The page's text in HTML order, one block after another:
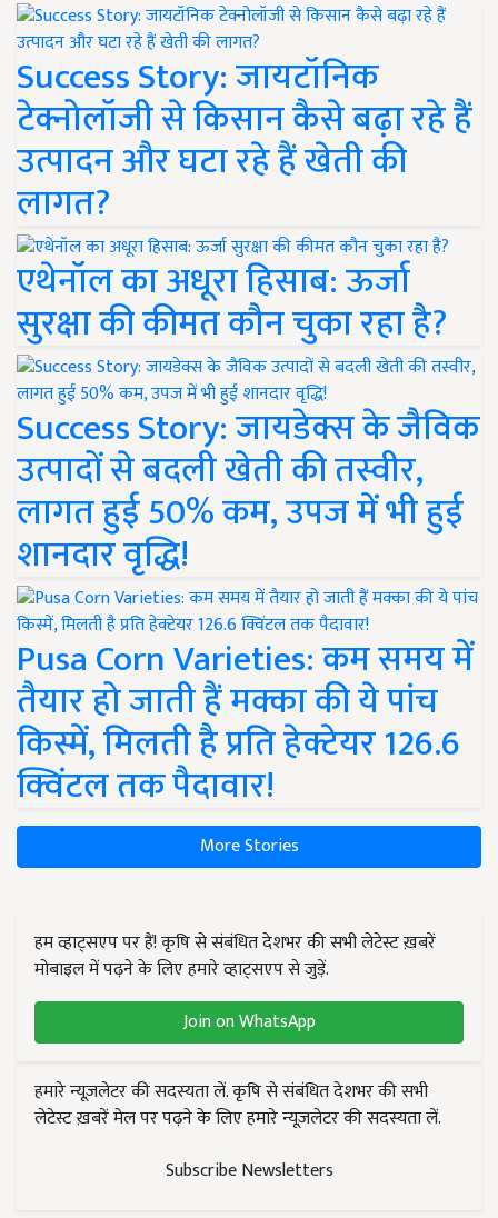
Success Story: जायटॉनिक
टेक्नोलॉजी से किसान कैसे बढ़ा रहे हैं
उत्पादन और घटा रहे हैं खेती की
लागत?
एथेनॉल का अधूरा हिसाब: ऊर्जा
सुरक्षा की कीमत कौन चुका रहा है?
Success Story: जायडेक्स के जैविक
उत्पादों से बदली खेती की तस्वीर,
लागत हुई 50% कम, उपज में भी हुई
शानदार वृद्धि!
Pusa Corn Varieties: कम समय में
तैयार हो जाती हैं मक्का की ये पांच
किस्में, मिलती है प्रति हेक्टेयर 126.6
क्विंटल तक पैदावार!
More Stories
हम व्हाट्सएप पर हैं! कृषि से संबंधित देशभर की सभी लेटेस्ट ख़बरें
मोबाइल में पढ़ने के लिए हमारे व्हाट्सएप से जुड़ें.
Join on WhatsApp
हमारे न्यूज़लेटर की सदस्यता लें. कृषि से संबंधित देशभर की सभी
लेटेस्ट ख़बरें मेल पर पढ़ने के लिए हमारे न्यूज़लेटर की सदस्यता लें.
Subscribe Newsletters